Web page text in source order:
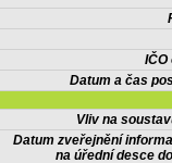
IČO
Datum a čas
Vliv na
Datum zveřejnění
na úřední desce